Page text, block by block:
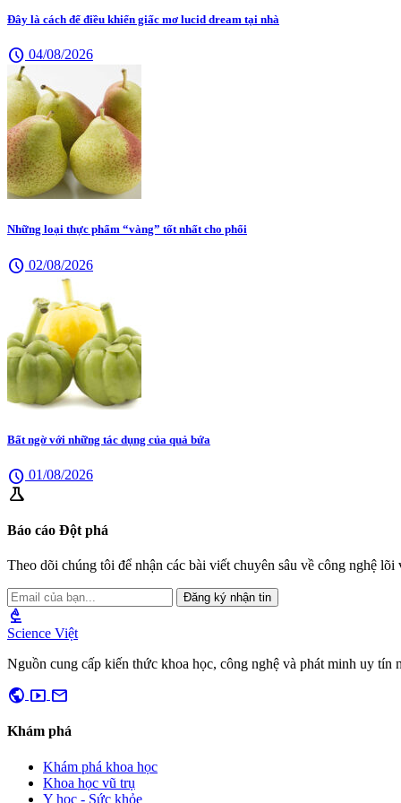
Đây là cách để điều khiển giấc mơ lucid dream tại nhà
schedule 04/08/2026
Những loại thực phẩm “vàng” tốt nhất cho phổi
schedule 02/08/2026
Bất ngờ với những tác dụng của quả bứa
schedule 01/08/2026
science
Báo cáo Đột phá
Theo dõi chúng tôi để nhận các bài viết chuyên sâu về công nghệ
Đăng ký nhận tin
biotech
Science Việt
Nguồn cung cấp kiến thức khoa học, công nghệ và phát minh uy
public smart_display mail
Khám phá
Khám phá khoa học
Khoa học vũ trụ
Y học - Sức khỏe